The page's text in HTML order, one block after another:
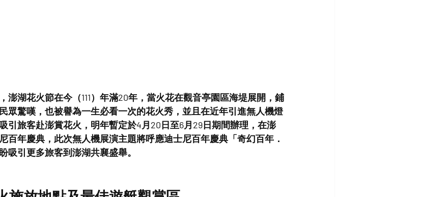
澎湖花火節在今（111）年滿20年，當火花在觀音亭園區海堤展開，鋪
眾驚嘆，也被譽為一生必看一次的花火秀，並且在近年引進無人機燈
引旅客赴澎賞花火，明年暫定於4月20日至6月29日期間辦理，在澎
百年慶典，此次無人機展演主題將呼應迪士尼百年慶典「奇幻百年．
吸引更多旅客到澎湖共襄盛舉。